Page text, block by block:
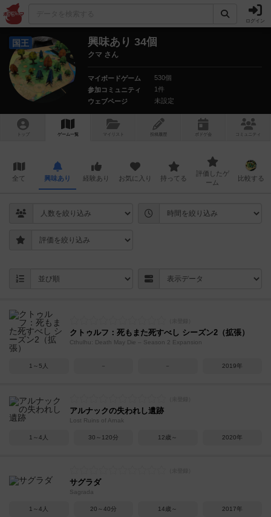
ログイン
国王 興味あり 34個
クマ さん
マイボードゲーム
530個
参加コミュニティ
1件
ウェブページ
未設定
トップ ゲーム一覧 マイリスト 投稿履歴 ボ ドゲ コミュニティ
全て 興味あり 経験あり お気に入り 持ってる
評価したゲ
ーム
比較する
クトゥルフ：死もまた死すべし シーズン2（拡張）
Cthulhu: Death May Die – Season 2 Expansion
1～5人 － － 2019年
アルナックの失われし遺跡
Lost Ruins of Arnak
1～4人 30～120分 12歳～ 2020年
サグラダ
Sagrada
1～4人 20～40分 14歳～ 2017年